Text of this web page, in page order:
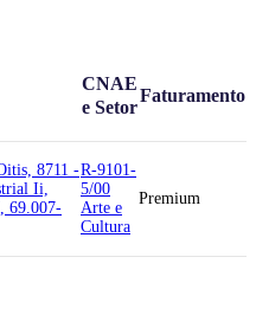
CNAE
e Setor
Faturamento
8711 -
Ii,
69.007-
R-9101-
5/00
Arte e
Cultura
Premium